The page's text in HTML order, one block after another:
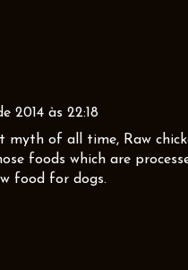
2014 às 22:18
myth of all time, Raw
foods which are
food for dogs.